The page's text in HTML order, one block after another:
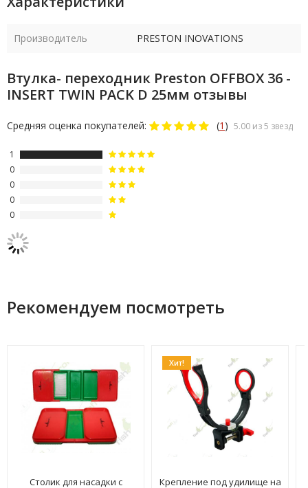
Производитель PRESTON INOVATIONS
Втулка- переходник Preston OFFBOX 36 -
INSERT TWIN PACK D 25мм отзывы
Средняя оценка покупателей: (1 ) 5.00 из 5 звезд
1
0
0
0
0
Рекомендуем посмотреть
Столик для насадки с
Хит!
Крепление под удилище на